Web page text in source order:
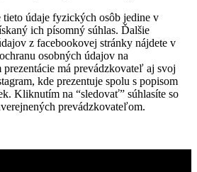
údaje fyzických osôb jedine v
ich písomný súhlas. Ďalšie
z facebookovej stránky nájdete v
osobných údajov na
má prevádzkovateľ aj svoj
kde prezentuje spolu s popisom
Kliknutím na “sledovať” súhlasíte so
prevádzkovateľom.